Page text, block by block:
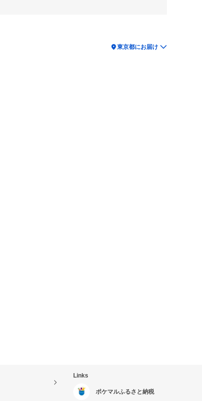
location_on東京都にお届け
Links
ポケマルふるさと納税